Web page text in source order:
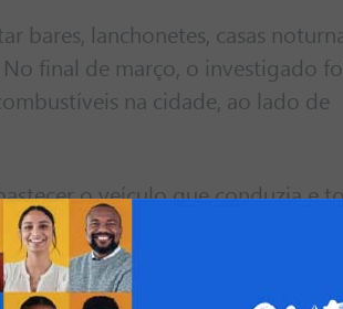
bares, lanchonetes, casas
final de março, o investigado
na cidade, ao lado de
o veículo que conduzia e
colegas. Além disso, justificou
o beneficiado pela liberdade